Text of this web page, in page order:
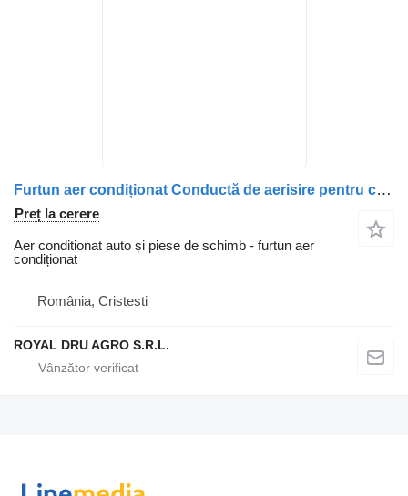
Furtun aer condiționat Conductă de aerisire pentru camion Carter Scania 1539800
Preț la cerere
Aer conditionat auto și piese de schimb - furtun aer
condiționat
România, Cristesti
ROYAL DRU AGRO S.R.L.